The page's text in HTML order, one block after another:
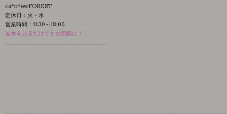
ca*n*owFOREST
定休日：火・水
営業時間：11:30～18:00
展示を見るだけでもお気軽に！